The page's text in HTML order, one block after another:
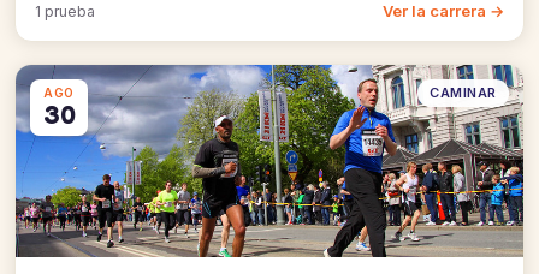
1 prueba Ver la carrera →
AGO
30
CAMINAR